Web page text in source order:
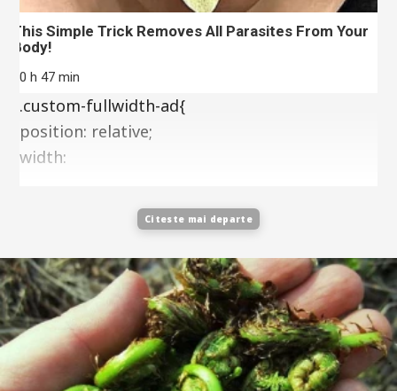
This Simple Trick Removes All Parasites From Your
Body!
10 h 47 min
.custom-fullwidth-ad{
position: relative;
width:
Citeste mai departe